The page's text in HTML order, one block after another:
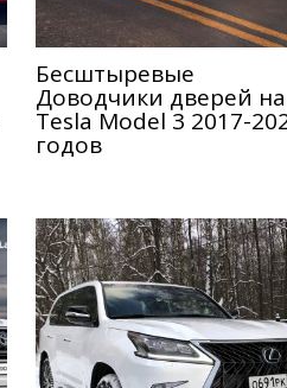
Беcштыревые
Доводчики дверей на
Tesla Model 3 2017-
годов